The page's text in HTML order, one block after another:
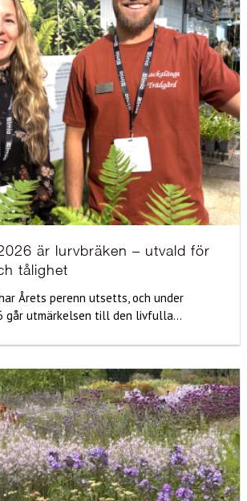
är lurvbräken – utvald för
tålighet
Årets perenn utsetts, och under
går utmärkelsen till den livfulla...